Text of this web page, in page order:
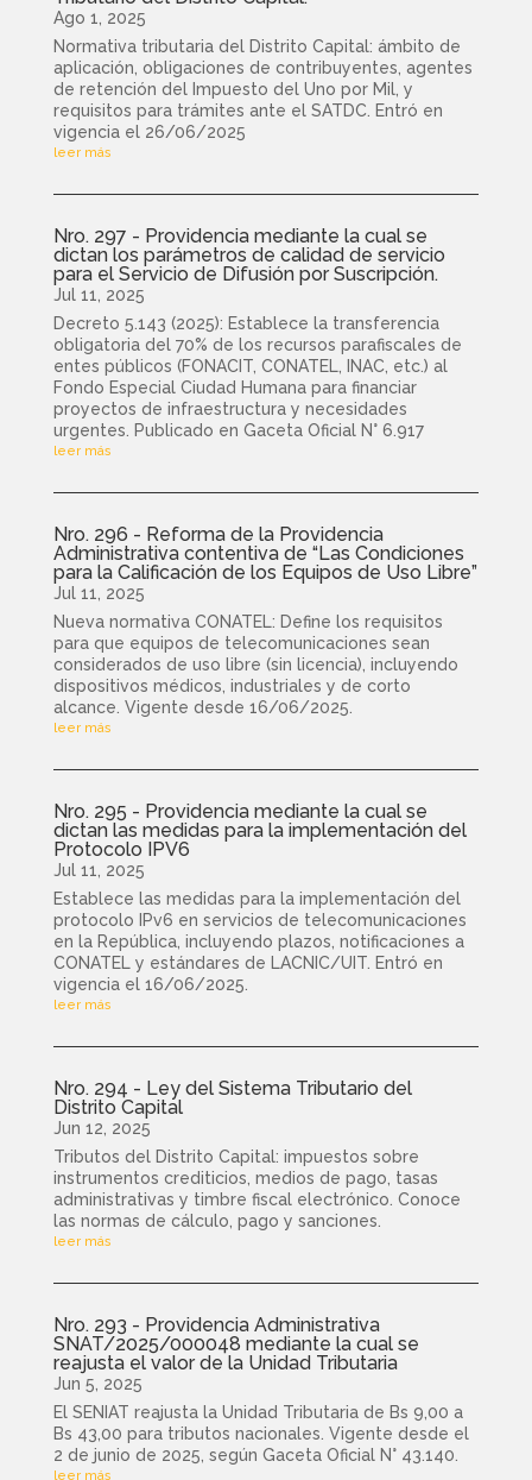
Ago 1, 2025
Normativa tributaria del Distrito Capital: ámbito de
aplicación, obligaciones de contribuyentes, agentes
de retención del Impuesto del Uno por Mil, y
requisitos para trámites ante el SATDC. Entró en
vigencia el 26/06/2025
leer más
Nro. 297 - Providencia mediante la cual se
dictan los parámetros de calidad de servicio
para el Servicio de Difusión por Suscripción.
Jul 11, 2025
Decreto 5.143 (2025): Establece la transferencia
obligatoria del 70% de los recursos parafiscales de
entes públicos (FONACIT, CONATEL, INAC, etc.) al
Fondo Especial Ciudad Humana para financiar
proyectos de infraestructura y necesidades
urgentes. Publicado en Gaceta Oficial N° 6.917
leer más
Nro. 296 - Reforma de la Providencia
Administrativa contentiva de “Las Condiciones
para la Calificación de los Equipos de Uso Libre”
Jul 11, 2025
Nueva normativa CONATEL: Define los requisitos
para que equipos de telecomunicaciones sean
considerados de uso libre (sin licencia), incluyendo
dispositivos médicos, industriales y de corto
alcance. Vigente desde 16/06/2025.
leer más
Nro. 295 - Providencia mediante la cual se
dictan las medidas para la implementación del
Protocolo IPV6
Jul 11, 2025
Establece las medidas para la implementación del
protocolo IPv6 en servicios de telecomunicaciones
en la República, incluyendo plazos, notificaciones a
CONATEL y estándares de LACNIC/UIT. Entró en
vigencia el 16/06/2025.
leer más
Nro. 294 - Ley del Sistema Tributario del
Distrito Capital
Jun 12, 2025
Tributos del Distrito Capital: impuestos sobre
instrumentos crediticios, medios de pago, tasas
administrativas y timbre fiscal electrónico. Conoce
las normas de cálculo, pago y sanciones.
leer más
Nro. 293 - Providencia Administrativa
SNAT/2025/000048 mediante la cual se
reajusta el valor de la Unidad Tributaria
Jun 5, 2025
El SENIAT reajusta la Unidad Tributaria de Bs 9,00 a
Bs 43,00 para tributos nacionales. Vigente desde el
2 de junio de 2025, según Gaceta Oficial N° 43.140.
leer más